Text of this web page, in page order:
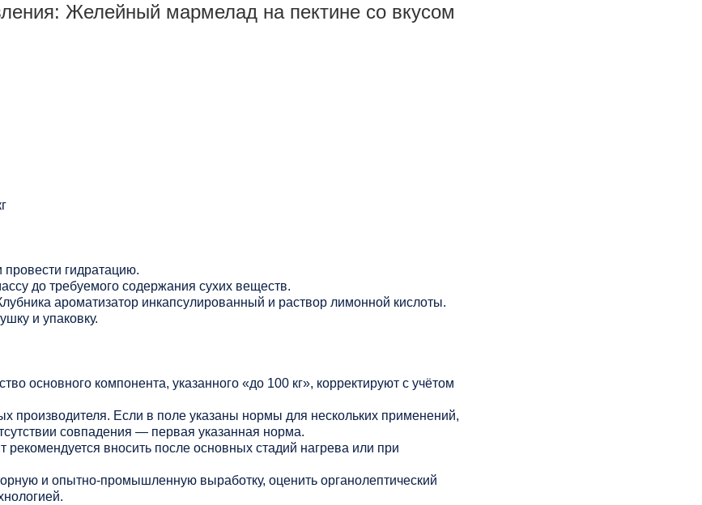
Желейный мармелад на пектине со вкусом
гидратацию.
до требуемого содержания сухих веществ.
ароматизатор инкапсулированный и раствор лимонной кислоты.
и упаковку.
основного компонента, указанного «до 100 кг», корректируют с учётом
производителя. Если в поле указаны нормы для нескольких применений,
совпадения — первая указанная норма.
вносить после основных стадий нагрева или при
и опытно-промышленную выработку, оценить органолептический